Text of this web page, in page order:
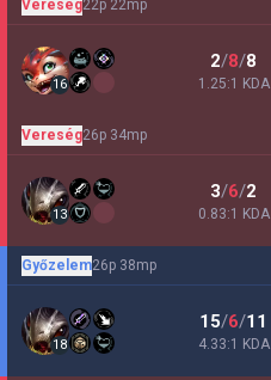
Vereség22p 22mp
16
2/8/8
1.25:1 KDA
Vereség26p 34mp
13
3/6/2
0.83:1 KDA
Győzelem26p 38mp
18
15/6/11
4.33:1 KDA